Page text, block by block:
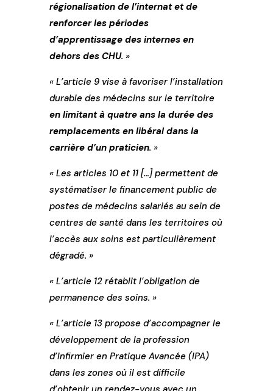
régionalisation de l’internat et de
renforcer les périodes
d’apprentissage des internes en
dehors des CHU. »
« L’article 9 vise à favoriser l’installation
durable des médecins sur le territoire
en limitant à quatre ans la durée des
remplacements en libéral dans la
carrière d’un praticien. »
« Les articles 10 et 11 […] permettent de
systématiser le financement public de
postes de médecins salariés au sein de
centres de santé dans les territoires où
l’accès aux soins est particulièrement
dégradé. »
« L’article 12 rétablit l’obligation de
permanence des soins. »
« L’article 13 propose d’accompagner le
développement de la profession
d’Infirmier en Pratique Avancée (IPA)
dans les zones où il est difficile